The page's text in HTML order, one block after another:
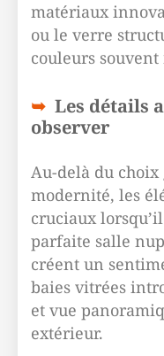
matériaux
ou le verre
couleurs
Les détails
observer
Au-delà du
modernité, les
cruciaux
parfaite salle
créent un
baies vitrées
et vue
extérieur.